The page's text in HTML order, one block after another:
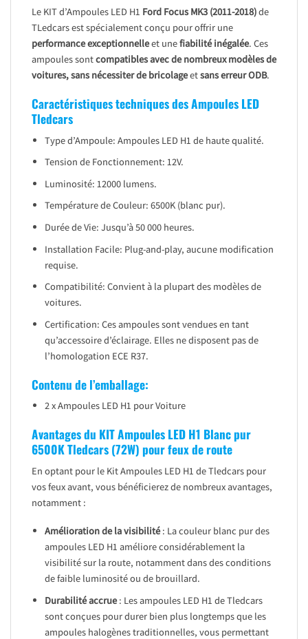
Le KIT d’Ampoules LED H1 Ford Focus MK3 (2011-2018)de
TLedcars est spécialement conçu pour offrir une
performance exceptionnelleet unefiabilité inégalée. Ces
ampoules sontcompatibles avec de nombreux modèles de
voitures, sans nécessiter de bricolageetsans erreur ODB.
Caractéristiques techniques des Ampoules LED
Tledcars
Type d’Ampoule: Ampoules LED H1 de haute qualité.
Tension de Fonctionnement: 12V.
Luminosité: 12000 lumens.
Température de Couleur: 6500K (blanc pur).
Durée de Vie: Jusqu’à 50 000 heures.
Installation Facile: Plug-and-play, aucune modification
requise.
Compatibilité: Convient à la plupart des modèles de
voitures.
Certification: Ces ampoules sont vendues en tant
qu’accessoire d’éclairage. Elles ne disposent pas de
l’homologation ECE R37.
Contenu de l’emballage:
2 x Ampoules LED H1 pour Voiture
Avantages du KIT Ampoules LED H1 Blanc pur
6500K Tledcars (72W) pour feux de route
En optant pour le Kit Ampoules LED H1 de Tledcars pour
vos feux avant, vous bénéficierez de nombreux avantages,
notamment :
Amélioration de la visibilité: La couleur blanc pur des
ampoules LED H1 améliore considérablement la
visibilité sur la route, notamment dans des conditions
de faible luminosité ou de brouillard.
Durabilité accrue: Les ampoules LED H1 de Tledcars
sont conçues pour durer bien plus longtemps que les
ampoules halogènes traditionnelles, vous permettant